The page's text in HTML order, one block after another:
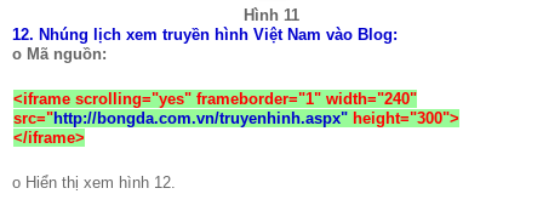
Hình 11
12. Nhúng lịch xem truyền hình Việt Nam vào Blog:
o Mã nguồn:
<iframe scrolling="yes" frameborder="1" width="240"
src="http://bongda.com.vn/truyenhinh.aspx" height="300">
</iframe>
o Hiển thị xem hình 12.